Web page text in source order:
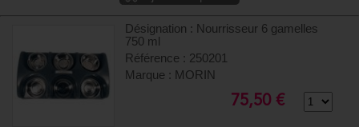
Désignation : Nourrisseur 6 gamelles
750 ml
Référence : 250201
Marque : MORIN
75,50 €